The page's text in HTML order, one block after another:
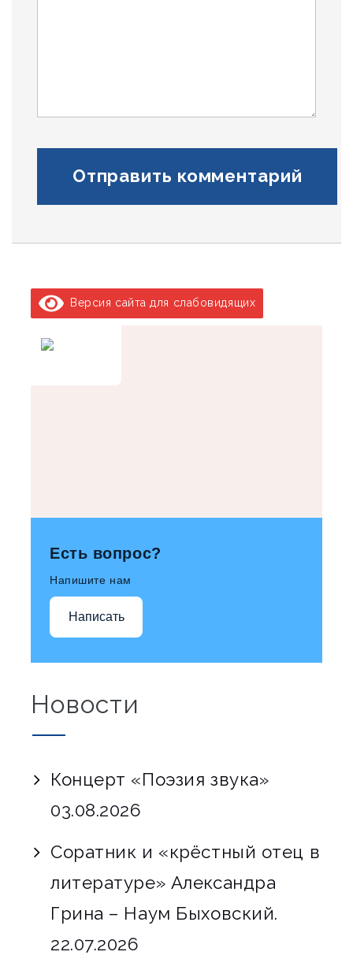
Версия сайта для слабовидящих
Есть вопрос?
Напишите нам
Написать
Новости
Концерт «Поэзия звука»
03.08.2026
Соратник и «крёстный отец в
литературе» Александра
Грина – Наум Быховский.
22.07.2026